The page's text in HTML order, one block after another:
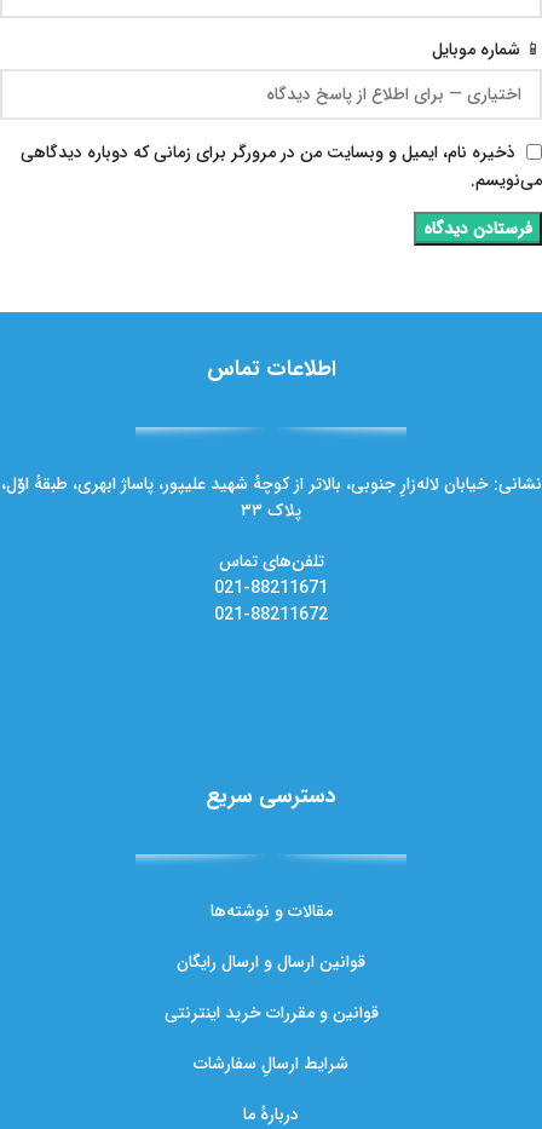
📱 شماره موبایل
ذخیره نام، ایمیل و وبسایت من در مرورگر برای زمانی که دوباره دیدگاهی
می‌نویسم.
اطلاعات تماس
نشانی: خیابان لاله‌زارِ جنوبی، بالاتر از کوچهٔ شهید علیپور، پاساژ ابهری، طبقهٔ اوّل،
پلاک ۳۳
تلفن‌های تماس
021-88211671
021-88211672
دسترسی سریع
مقالات و نوشته‌ها
قوانین ارسال و ارسال رایگان
قوانین و مقررات خرید اینترنتی
شرایط ارسالِ سفارشات
دربارهٔ ما